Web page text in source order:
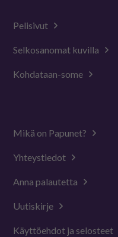
Pelisivut
Selkosanomat kuvilla
Kohdataan-some
Mikä on Papunet?
Yhteystiedot
Anna palautetta
Uutiskirje
Käyttöehdot ja selosteet